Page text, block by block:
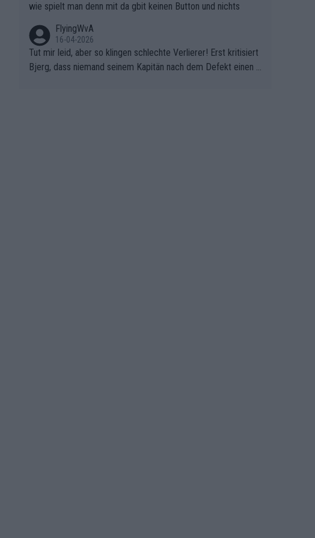
wie spielt man denn mit da gbit keinen Button und nichts
FlyingWvA
16-04-2026
Tut mir leid, aber so klingen schlechte Verlierer! Erst kritisiert
Bjerg, dass niemand seinem Kapitän nach dem Defekt einen r